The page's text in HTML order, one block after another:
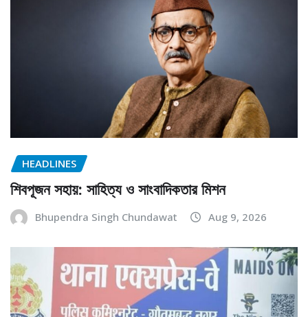
HEADLINES
শিবপূজন সহায়: সাহিত্য ও সাংবাদিকতার মিশন
Bhupendra Singh Chundawat Aug 9, 2026